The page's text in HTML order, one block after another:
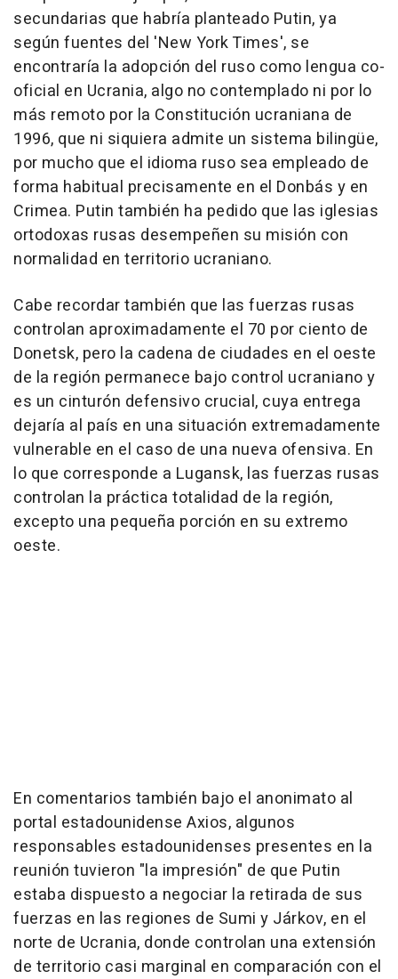
secundarias que habría planteado Putin, ya
según fuentes del 'New York Times', se
encontraría la adopción del ruso como lengua co-
oficial en Ucrania, algo no contemplado ni por lo
más remoto por la Constitución ucraniana de
1996, que ni siquiera admite un sistema bilingüe,
por mucho que el idioma ruso sea empleado de
forma habitual precisamente en el Donbás y en
Crimea. Putin también ha pedido que las iglesias
ortodoxas rusas desempeñen su misión con
normalidad en territorio ucraniano.
Cabe recordar también que las fuerzas rusas
controlan aproximadamente el 70 por ciento de
Donetsk, pero la cadena de ciudades en el oeste
de la región permanece bajo control ucraniano y
es un cinturón defensivo crucial, cuya entrega
dejaría al país en una situación extremadamente
vulnerable en el caso de una nueva ofensiva. En
lo que corresponde a Lugansk, las fuerzas rusas
controlan la práctica totalidad de la región,
excepto una pequeña porción en su extremo
oeste.
En comentarios también bajo el anonimato al
portal estadounidense Axios, algunos
responsables estadounidenses presentes en la
reunión tuvieron "la impresión" de que Putin
estaba dispuesto a negociar la retirada de sus
fuerzas en las regiones de Sumi y Járkov, en el
norte de Ucrania, donde controlan una extensión
de territorio casi marginal en comparación con el